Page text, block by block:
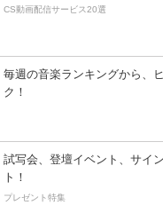
CS動画配信サービス20選
毎週の音楽ランキングから、
ク！
試写会、登壇イベント、サイ
ト！
プレゼント特集